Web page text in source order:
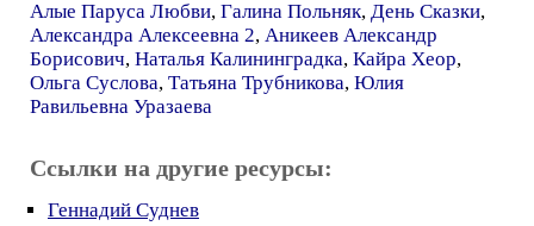
Алые Паруса Любви, Галина Польняк, День Сказки,
Александра Алексеевна 2, Аникеев Александр
Борисович, Наталья Калининградка, Кайра Хеор,
Ольга Суслова, Татьяна Трубникова, Юлия
Равильевна Уразаева
Ссылки на другие ресурсы:
Геннадий Суднев